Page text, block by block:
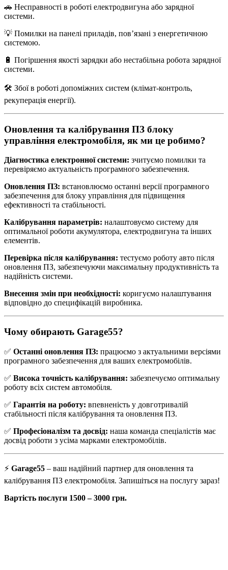
🚗 Несправності в роботі електродвигуна або зарядної
системи.
💡 Помилки на панелі приладів, пов’язані з енергетичною
системою.
🔋 Погіршення якості зарядки або нестабільна робота зарядної
системи.
🛠️ Збої в роботі допоміжних систем (клімат-контроль,
рекуперація енергії).
Оновлення та калібрування ПЗ блоку
управління електромобіля, як ми це робимо?
Діагностика електронної системи: зчитуємо помилки та
перевіряємо актуальність програмного забезпечення.
Оновлення ПЗ: встановлюємо останні версії програмного
забезпечення для блоку управління для підвищення
ефективності та стабільності.
Калібрування параметрів: налаштовуємо систему для
оптимальної роботи акумулятора, електродвигуна та інших
елементів.
Перевірка після калібрування: тестуємо роботу авто після
оновлення ПЗ, забезпечуючи максимальну продуктивність та
надійність системи.
Внесення змін при необхідності: коригуємо налаштування
відповідно до специфікацій виробника.
Чому обирають Garage55?
✅ Останні оновлення ПЗ: працюємо з актуальними версіями
програмного забезпечення для ваших електромобілів.
✅ Висока точність калібрування: забезпечуємо оптимальну
роботу всіх систем автомобіля.
✅ Гарантія на роботу: впевненість у довготривалій
стабільності після калібрування та оновлення ПЗ.
✅ Професіоналізм та досвід: наша команда спеціалістів має
досвід роботи з усіма марками електромобілів.
⚡ Garage55 – ваш надійний партнер для оновлення та
калібрування ПЗ електромобіля. Запишіться на послугу зараз!
Вартість послуги 1500 – 3000 грн.